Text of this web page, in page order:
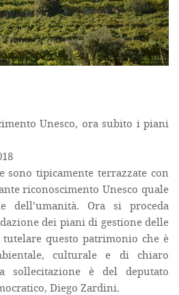
Unesco, ora subito i piani
sono tipicamente terrazzate con
riconoscimento Unesco quale
dell’umanità. Ora si proceda
dei piani di gestione delle
tutelare questo patrimonio che è
culturale e di chiaro
sollecitazione è del deputato
Diego Zardini.